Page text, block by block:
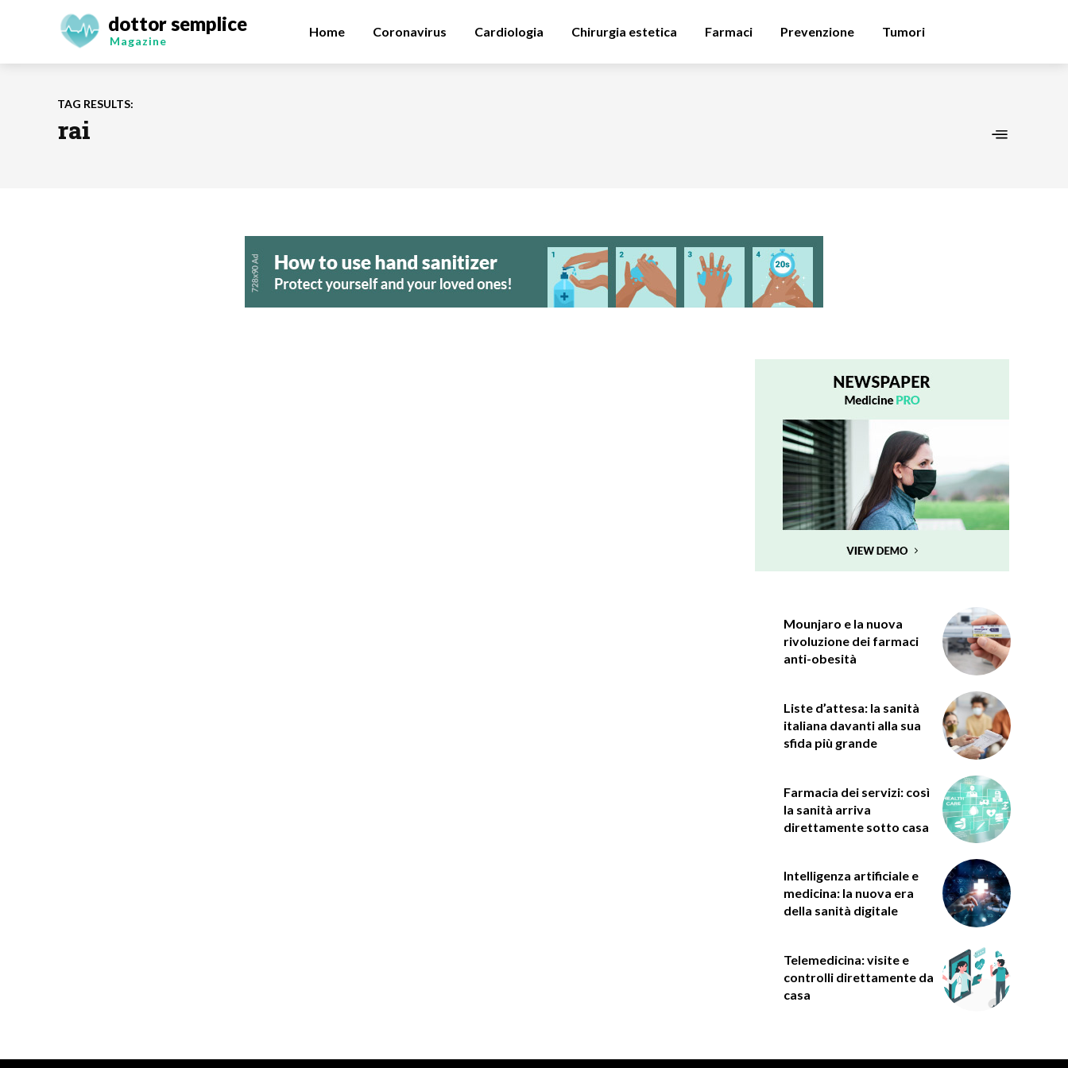
dottor semplice
Magazine
Home Coronavirus Cardiologia Chirurgia estetica Farmaci Prevenzione Tumori
TAG RESULTS:
rai
Mounjaro e la nuova
rivoluzione dei farmaci
anti-obesità
Liste d’attesa: la sanità
italiana davanti alla sua
sfida più grande
Farmacia dei servizi: così
la sanità arriva
direttamente sotto casa
Intelligenza artificiale e
medicina: la nuova era
della sanità digitale
Telemedicina: visite e
controlli direttamente da
casa